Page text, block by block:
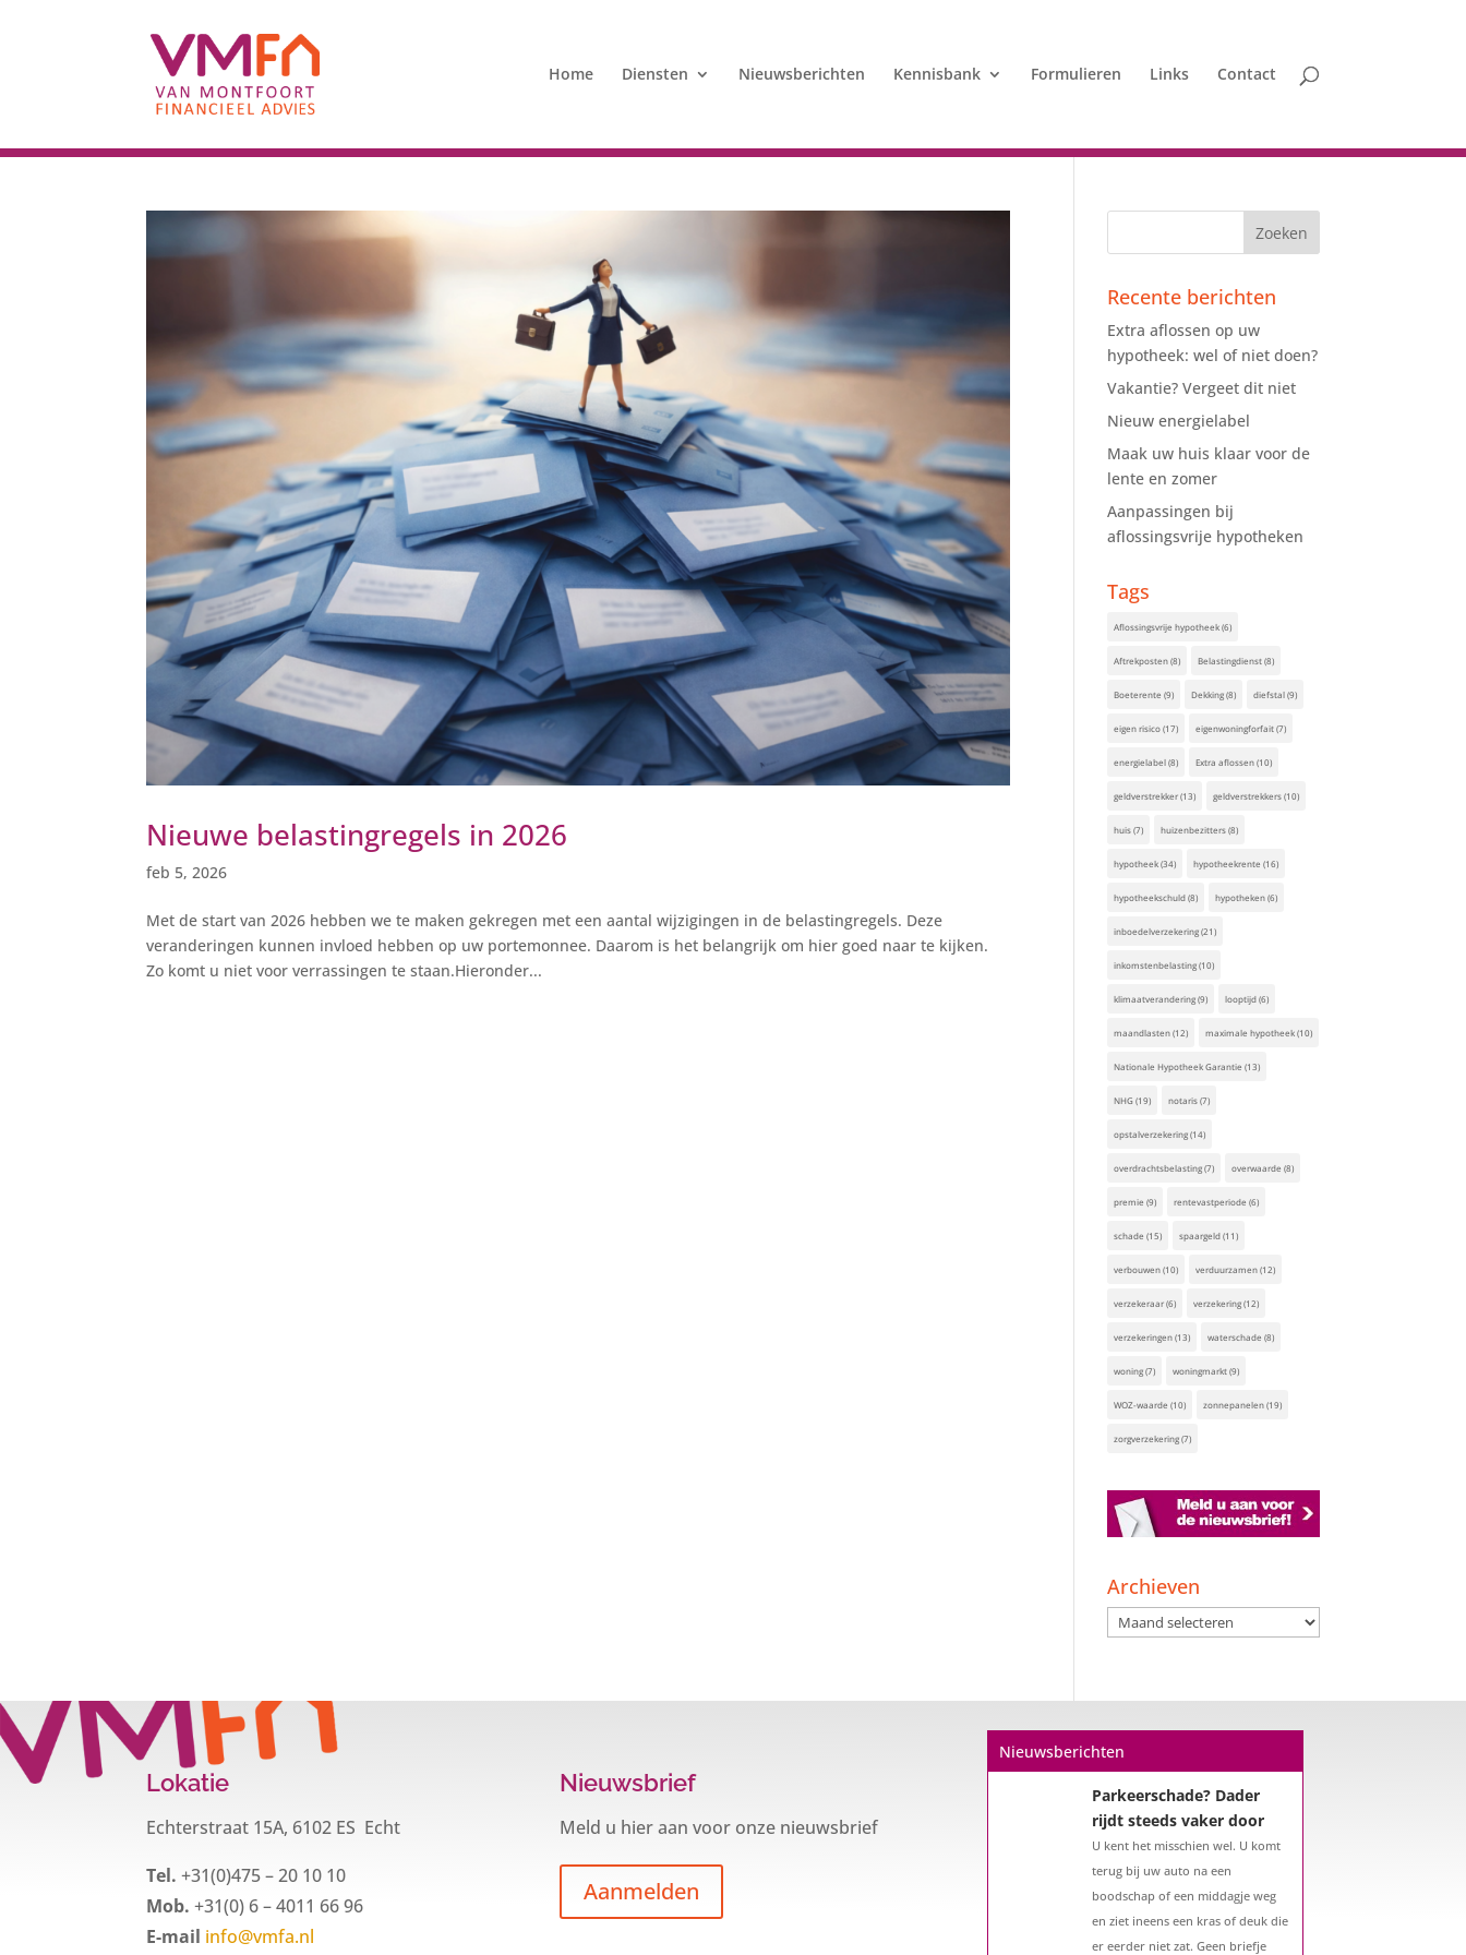
Home Diensten Nieuwsberichten Kennisbank Formulieren Links Contact
Nieuwe belastingregels in 2026
feb 5, 2026
Met de start van 2026 hebben we te maken gekregen met een aantal wijzigingen in de belastingregels. Deze
veranderingen kunnen invloed hebben op uw portemonnee. Daarom is het belangrijk om hier goed naar te kijken.
Zo komt u niet voor verrassingen te staan.Hieronder...
Recente berichten
Extra aflossen op uw
hypotheek: wel of niet doen?
Vakantie? Vergeet dit niet
Nieuw energielabel
Maak uw huis klaar voor de
lente en zomer
Aanpassingen bij
aflossingsvrije hypotheken
Tags
Aflossingsvrije hypotheek(6)
Aftrekposten(8) Belastingdienst(8)
Boeterente (9) Dekking(8) diefstal(9)
eigen risico(17) eigenwoningforfait(7)
energielabel(8) Extra aflossen(10)
geldverstrekker(13) geldverstrekkers(10)
huis(7) huizenbezitters(8)
hypotheek(34) hypotheekrente (16)
hypotheekschuld(8) hypotheken(6)
inboedelverzekering(21)
inkomstenbelasting(10)
klimaatverandering(9) looptijd(6)
maandlasten(12) maximale hypotheek(10)
Nationale Hypotheek Garantie (13)
NHG(19) notaris(7)
opstalverzekering(14)
overdrachtsbelasting(7) overwaarde (8)
premie (9) rentevastperiode (6)
schade (15) spaargeld(11)
verbouwen(10) verduurzamen(12)
verzekeraar(6) verzekering(12)
verzekeringen(13) waterschade (8)
woning(7) woningmarkt(9)
WOZ-waarde (10) zonnepanelen(19)
zorgverzekering(7)
Archieven
Archieven
Lokatie
Echterstraat 15A, 6102 ES Echt
Tel. +31(0)475 – 20 10 10
Mob. +31(0) 6 – 4011 66 96
E-mail info@vmfa.nl
Nieuwsbrief
Meld u hier aan voor onze nieuwsbrief
Aanmelden
Nieuwsberichten
57e? Er zijn zeker
mogelijkheden
De woningmarkt is nog steeds in
hypotheek als u 57 jaar of ouder
bent?...
Parkeerschade? Dader
rijdt steeds vaker door
U kent het misschien wel. U komt
terug bij uw auto na een
boodschap of een middagje weg
en ziet ineens een kras of deuk die